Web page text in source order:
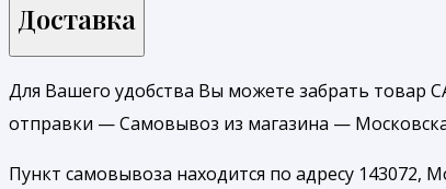
Доставка
Для Вашего удобства Вы можете забрать товар
отправки — Самовывоз из магазина —
Пункт самовывоза находится по адресу